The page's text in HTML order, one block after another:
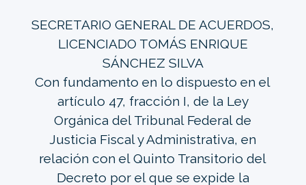
SECRETARIO GENERAL DE ACUERDOS,
LICENCIADO TOMÁS ENRIQUE
SÁNCHEZ SILVA
Con fundamento en lo dispuesto en el
artículo 47, fracción I, de la Ley
Orgánica del Tribunal Federal de
Justicia Fiscal y Administrativa, en
relación con el Quinto Transitorio del
Decreto por el que se expide la